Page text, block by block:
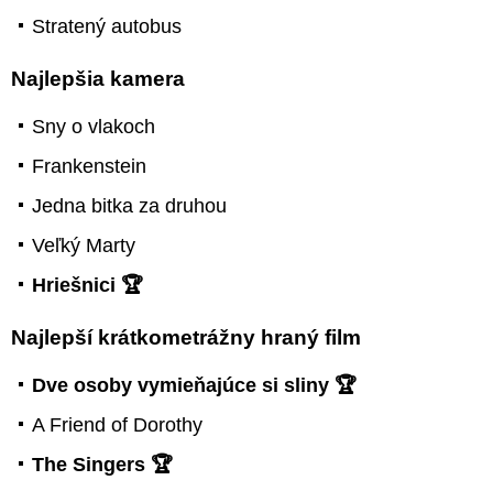
Stratený autobus
Najlepšia kamera
Sny o vlakoch
Frankenstein
Jedna bitka za druhou
Veľký Marty
Hriešnici 🏆
Najlepší krátkometrážny hraný film
Dve osoby vymieňajúce si sliny 🏆
A Friend of Dorothy
The Singers 🏆